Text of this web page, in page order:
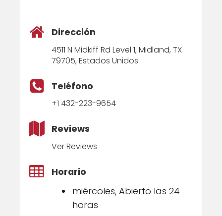
Dirección
4511 N Midkiff Rd Level 1, Midland, TX
79705, Estados Unidos
Teléfono
+1 432-223-9654
Reviews
Ver Reviews
Horario
miércoles, Abierto las 24
horas